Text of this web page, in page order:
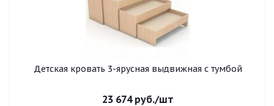
Детская кровать 3-ярусная выдвижная с тумбой
23 674руб./шт